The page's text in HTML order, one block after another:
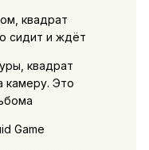
квадрат
сидит и ждёт
квадрат
камеру. Это
Game